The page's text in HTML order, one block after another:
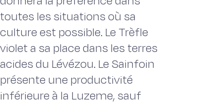
toutes les situations où sa
culture est possible. Le Trèfle
violet a sa place dans les terres
acides du Lévézou. Le Sainfoin
présente une productivité
inférieure à la Luzeme, sauf